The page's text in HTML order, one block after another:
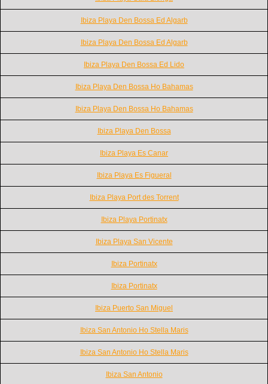
Ibiza Playa Den Bossa Ed Algarb
Ibiza Playa Den Bossa Ed Algarb
Ibiza Playa Den Bossa Ed Lido
Ibiza Playa Den Bossa Ho Bahamas
Ibiza Playa Den Bossa Ho Bahamas
Ibiza Playa Den Bossa
Ibiza Playa Es Canar
Ibiza Playa Es Figueral
Ibiza Playa Port des Torrent
Ibiza Playa Portinatx
Ibiza Playa San Vicente
Ibiza Portinatx
Ibiza Portinatx
Ibiza Puerto San Miguel
Ibiza San Antonio Ho Stella Maris
Ibiza San Antonio Ho Stella Maris
Ibiza San Antonio